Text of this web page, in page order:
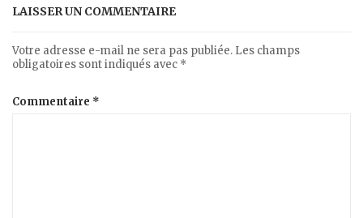
LAISSER UN COMMENTAIRE
Votre adresse e-mail ne sera pas publiée. Les champs
obligatoires sont indiqués avec *
Commentaire *